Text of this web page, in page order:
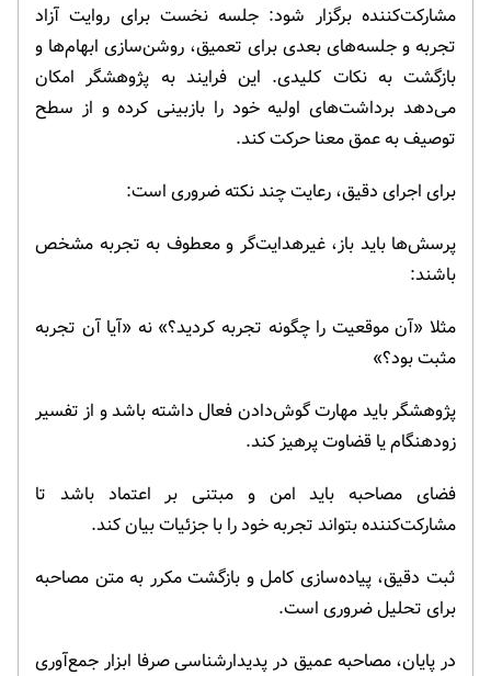
مشارکت‌کننده برگزار شود: جلسه نخست برای روایت آزاد
تجربه و جلسه‌های بعدی برای تعمیق، روشن‌سازی ابهام‌ها و
بازگشت به نکات کلیدی. این فرایند به پژوهشگر امکان
می‌دهد برداشت‌های اولیه خود را بازبینی کرده و از سطح
توصیف به عمق معنا حرکت کند.
برای اجرای دقیق، رعایت چند نکته ضروری است:
پرسش‌ها باید باز، غیرهدایت‌گر و معطوف به تجربه مشخص
باشند:
مثلا «آن موقعیت را چگونه تجربه کردید؟» نه «آیا آن تجربه
مثبت بود؟»
پژوهشگر باید مهارت گوش‌دادن فعال داشته باشد و از تفسیر
زودهنگام یا قضاوت پرهیز کند.
فضای مصاحبه باید امن و مبتنی بر اعتماد باشد تا
مشارکت‌کننده بتواند تجربه خود را با جزئیات بیان کند.
ثبت دقیق، پیاده‌سازی کامل و بازگشت مکرر به متن مصاحبه
برای تحلیل ضروری است.
در پایان، مصاحبه عمیق در پدیدارشناسی صرفا ابزار جمع‌آوری